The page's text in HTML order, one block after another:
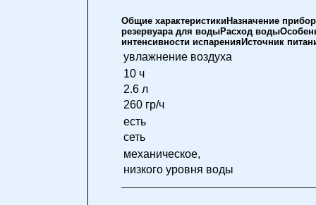
Общие характеристикиНазначение
резервуара для водыРасход
интенсивности испаренияИсточник
увлажнение воздуха
10 ч
2.6 л
260 гр/ч
есть
сеть
механическое,
низкого уровня воды